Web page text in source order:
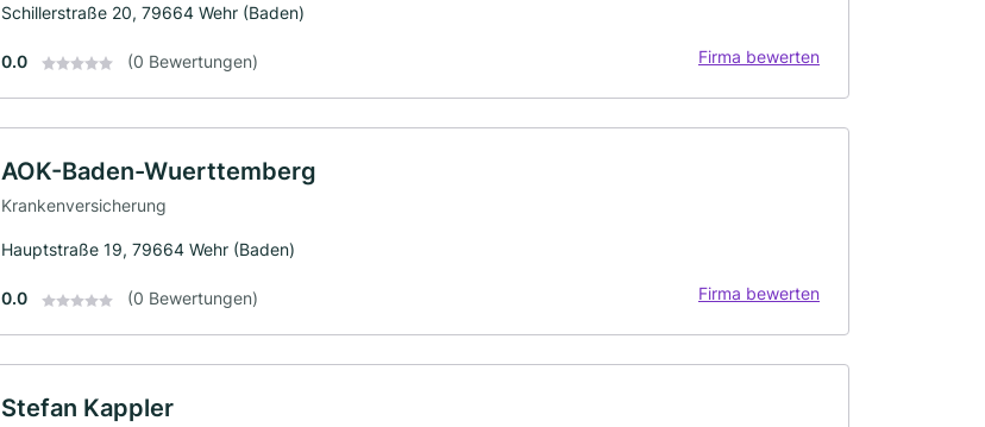
Schillerstraße 20, 79664 Wehr (Baden)
0.0 (0 Bewertungen) Firma bewerten
AOK-Baden-Wuerttemberg
Krankenversicherung
Hauptstraße 19, 79664 Wehr (Baden)
0.0 (0 Bewertungen) Firma bewerten
Stefan Kappler